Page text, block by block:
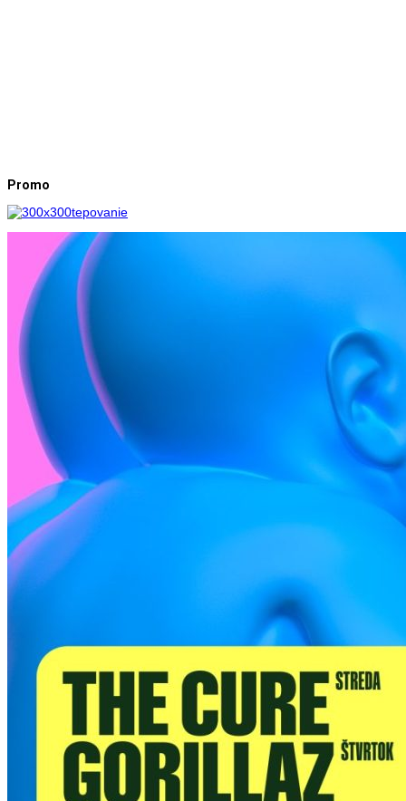
Promo